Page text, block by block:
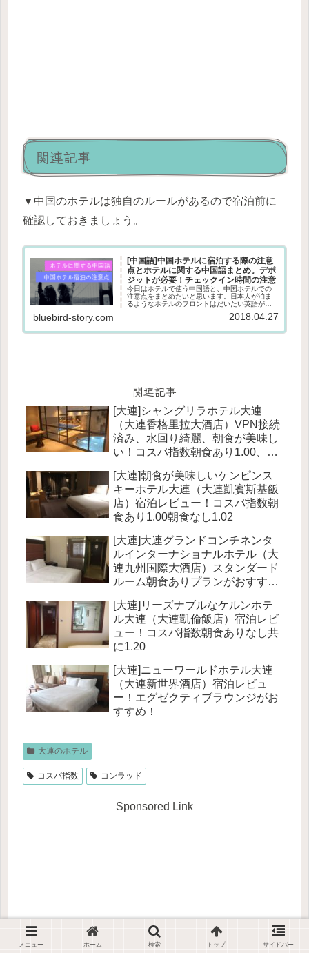
関連記事
▼中国のホテルは独自のルールがあるので宿泊前に
確認しておきましょう。
[中国語]中国ホテルに宿泊する際の注意
点とホテルに関する中国語まとめ。デポ
ジットが必要！チェックイン時間の注意
今日はホテルで使う中国語と、中国ホテルでの
注意点をまとめたいと思います。日本人が泊ま
るようなホテルのフロントはだいたい英語が話
一通じなかったり、中国語でやりとりしてみた
bluebird-story.com 2018.04.27
関連記事
[大連]シャングリラホテル大連
（大連香格里拉大酒店）VPN接続
済み、水回り綺麗、朝食が美味し
い！コスパ指数朝食あり1.00、朝
[大連]朝食が美味しいケンピンス
キーホテル大連（大連凱賓斯基飯
店）宿泊レビュー！コスパ指数朝
食あり1.00朝食なし1.02
[大連]大連グランドコンチネンタ
ルインターナショナルホテル（大
連九州国際大酒店）スタンダード
ルーム朝食ありプランがおすす
[大連]リーズナブルなケルンホテ
ル大連（大連凱倫飯店）宿泊レビ
ュー！コスパ指数朝食ありなし共
に1.20
[大連]ニューワールドホテル大連
（大連新世界酒店）宿泊レビュ
ー！エグゼクティブラウンジがお
すすめ！
大連のホテル
コスパ指数 コンラッド
Sponsored Link
メニュー ホーム 検索 トップ サイドバー